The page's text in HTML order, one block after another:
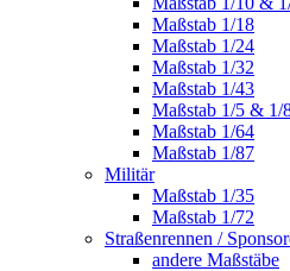
Maßstab 1/18
Maßstab 1/24
Maßstab 1/32
Maßstab 1/43
Maßstab 1/5 & 1/
Maßstab 1/64
Maßstab 1/87
Militär
Maßstab 1/35
Maßstab 1/72
Straßenrennen /
andere Maßstäbe